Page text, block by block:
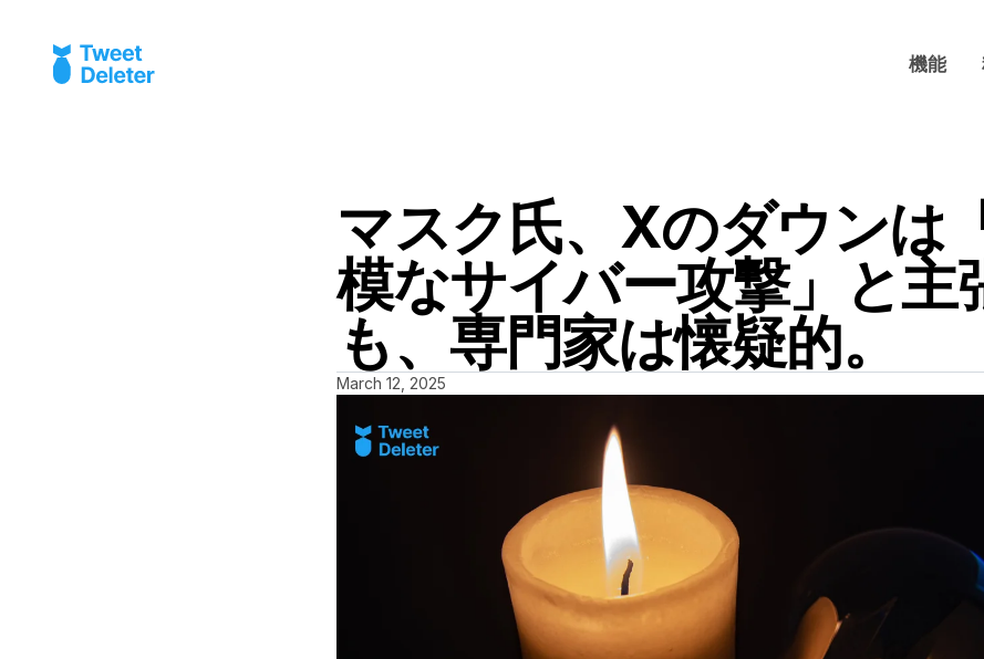
機能
マスク氏、Xのダウンは
模なサイバー攻撃」と主
も、専門家は懐疑的。
March 12, 2025